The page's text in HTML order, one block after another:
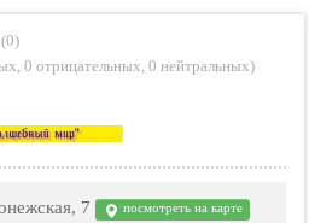
,0 отрицательных,0 нейтральных)
7 посмотреть на карте